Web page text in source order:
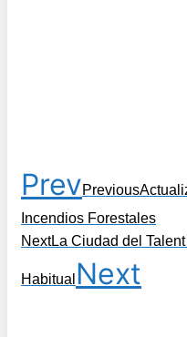
PrevPrevious
Incendios Forestales
NextLa Ciudad del
Habitual Next